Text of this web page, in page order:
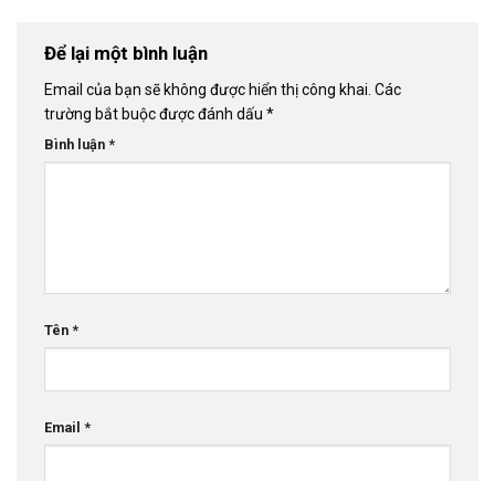
Để lại một bình luận
Email của bạn sẽ không được hiển thị công khai. Các
trường bắt buộc được đánh dấu *
Bình luận *
Tên *
Email *